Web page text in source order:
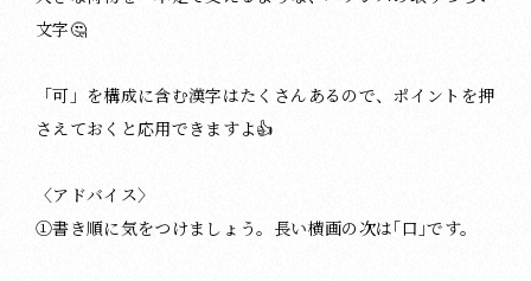
文字🤔
「可」を構成に含む漢字はたくさんあるので、ポイントを押
さえておくと応用できますよ👍
〈アドバイス〉
①書き順に気をつけましょう。長い横画の次は｢口｣です。